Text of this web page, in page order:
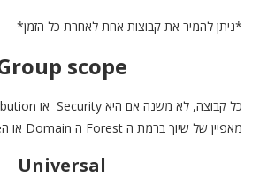
*ניתן להמיר את קבוצות אחת לאחרת כל הזמן*
scope
מאפיין של שיוך ברמת ה Forest ה Domain או הTree
Universal